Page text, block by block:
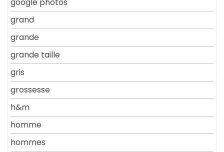
google photos
grand
grande
grande taille
gris
grossesse
h&m
homme
hommes